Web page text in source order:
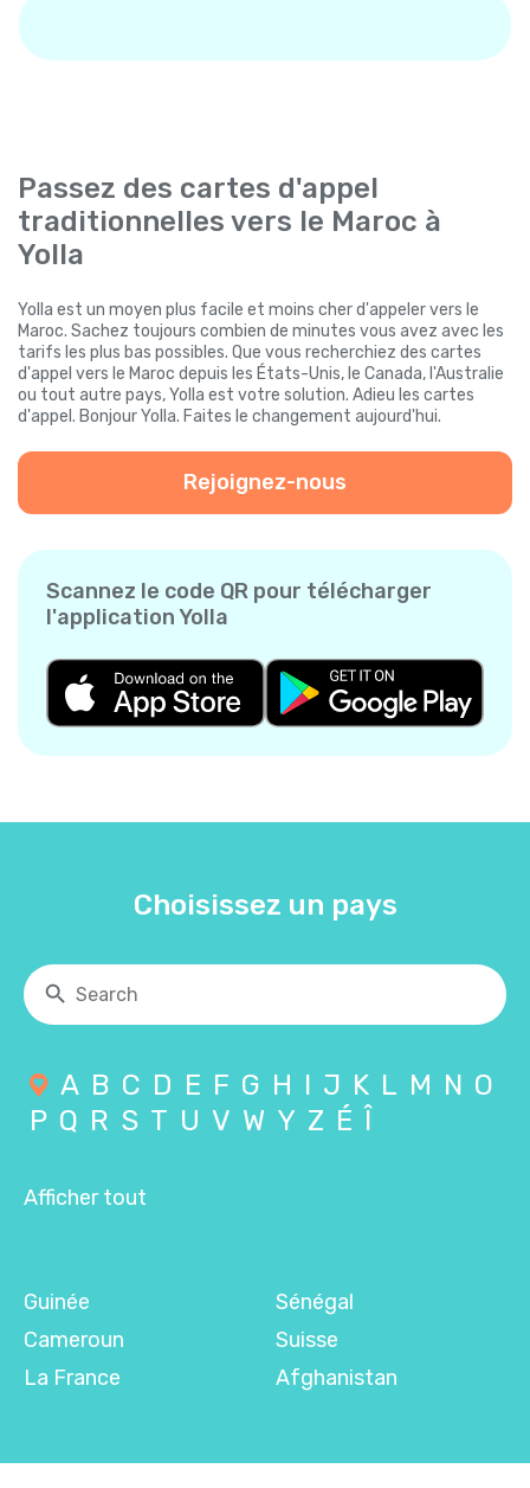
Passez des cartes d'appel
traditionnelles vers le Maroc à
Yolla
Yolla est un moyen plus facile et moins cher d'appeler vers le
Maroc. Sachez toujours combien de minutes vous avez avec les
tarifs les plus bas possibles. Que vous recherchiez des cartes
d'appel vers le Maroc depuis les États-Unis, le Canada, l'Australie
ou tout autre pays, Yolla est votre solution. Adieu les cartes
d'appel. Bonjour Yolla. Faites le changement aujourd'hui.
Rejoignez-nous
Scannez le code QR pour télécharger
l'application Yolla
Choisissez un pays
A B C D E F G H I J K L M N O
P Q R S T U V W Y Z É Î
Afficher tout
Guinée
Cameroun
La France
Sénégal
Suisse
Afghanistan